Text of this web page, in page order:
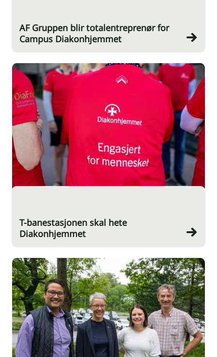
AF Gruppen blir totalentreprenør for
Campus Diakonhjemmet
T-banestasjonen skal hete
Diakonhjemmet